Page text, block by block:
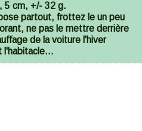
5 cm, +/- 32 g.
partout, frottez le un peu
ne pas le mettre derrière
de la voiture l'hiver
l'habitacle...